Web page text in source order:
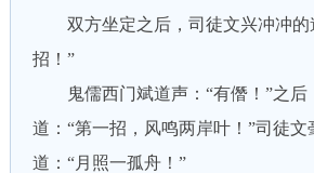
双方坐定之后，司徒文兴冲冲的
招！”
鬼儒西门斌道声：“有僭！”之后
道：“第一招，风鸣两岸叶！”司徒文
道：“月照一孤舟！”